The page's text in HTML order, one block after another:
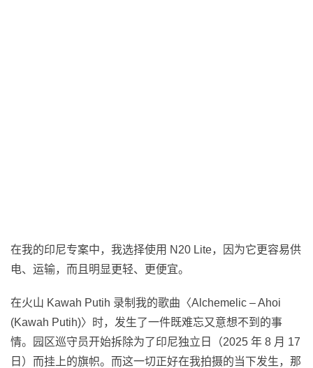
在我的印尼专案中，我选择使用 N20 Lite，因为它更容易供
电、运输，而且明显更轻、更便宜。
在火山 Kawah Putih 录制我的歌曲〈Alchemelic – Ahoi
(Kawah Putih)〉时，发生了一件既难忘又意想不到的事
情。园区巡守员开始拆除为了印尼独立日（2025 年 8 月 17
日）而挂上的旗帜。而这一切正好在我拍摄的当下发生，那